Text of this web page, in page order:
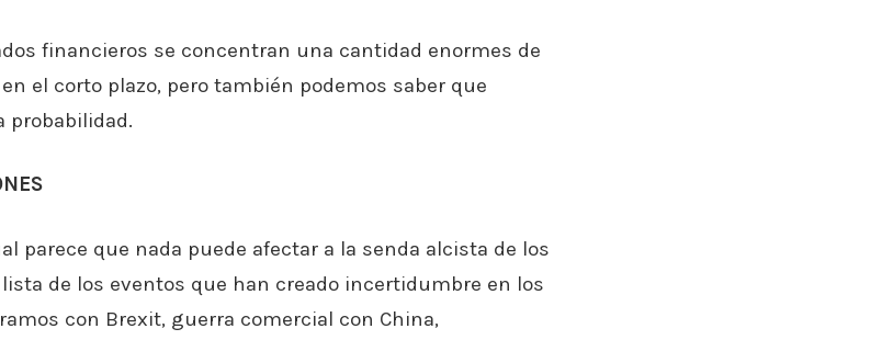
financieros se concentran una cantidad enormes de
el corto plazo, pero también podemos saber que
probabilidad.
parece que nada puede afectar a la senda alcista de los
de los eventos que han creado incertidumbre en los
con Brexit, guerra comercial con China,